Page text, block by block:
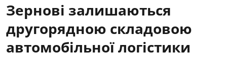
Зернові залишаються
другорядною складовою
автомобільної логістики